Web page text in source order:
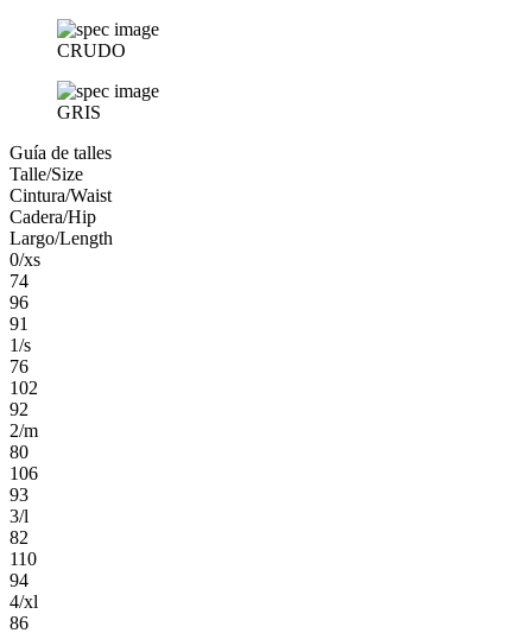
CRUDO
GRIS
Guía de talles
Talle/Size
Cintura/Waist
Cadera/Hip
Largo/Length
0/xs
74
96
91
1/s
76
102
92
2/m
80
106
93
3/l
82
110
94
4/xl
86